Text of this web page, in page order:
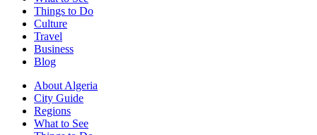
Things to Do
Culture
Travel
Business
Blog
About Algeria
City Guide
Regions
What to See